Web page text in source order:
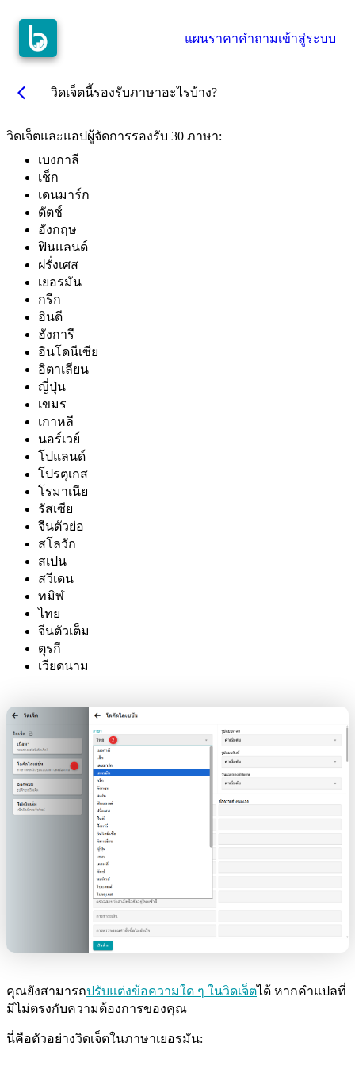
แผนราคาคำถามเข้าสู่ระบบ
arrow_back_ios วิดเจ็ตนี้รองรับภาษาอะไรบ้าง?
วิดเจ็ตและแอปผู้จัดการรองรับ 30 ภาษา:
เบงกาลี
เช็ก
เดนมาร์ก
ดัตช์
อังกฤษ
ฟินแลนด์
ฝรั่งเศส
เยอรมัน
กรีก
ฮินดี
ฮังการี
อินโดนีเซีย
อิตาเลียน
ญี่ปุ่น
เขมร
เกาหลี
นอร์เวย์
โปแลนด์
โปรตุเกส
โรมาเนีย
รัสเซีย
จีนตัวย่อ
สโลวัก
สเปน
สวีเดน
ทมิฬ
ไทย
จีนตัวเต็ม
ตุรกี
เวียดนาม
คุณยังสามารถปรับแต่งข้อความใด ๆ ในวิดเจ็ตได้ หากคำแปลที่
มีไม่ตรงกับความต้องการของคุณ
นี่คือตัวอย่างวิดเจ็ตในภาษาเยอรมัน: